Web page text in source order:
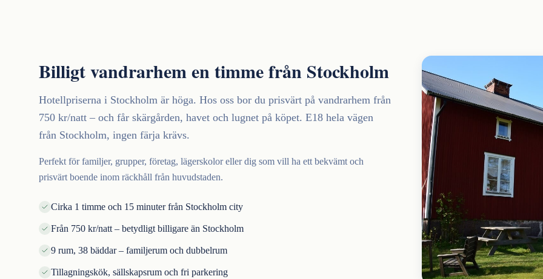
Billigt vandrarhem en timme från Stockholm
Hotellpriserna i Stockholm är höga. Hos oss bor du prisvärt på vandrarhem från
750 kr/natt – och får skärgården, havet och lugnet på köpet. E18 hela vägen
från Stockholm, ingen färja krävs.
Perfekt för familjer, grupper, företag, lägerskolor eller dig som vill ha ett bekvämt och
prisvärt boende inom räckhåll från huvudstaden.
Cirka 1 timme och 15 minuter från Stockholm city
Från 750 kr/natt – betydligt billigare än Stockholm
9 rum, 38 bäddar – familjerum och dubbelrum
Tillagningskök, sällskapsrum och fri parkering